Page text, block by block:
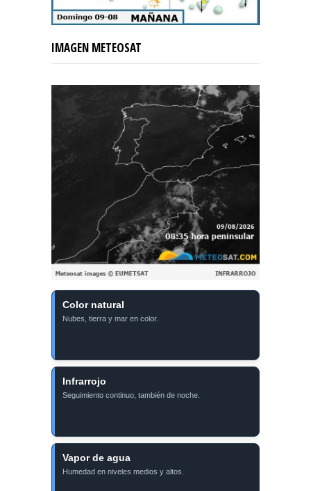
IMAGEN METEOSAT
Color natural
Nubes, tierra y mar en color.
Infrarrojo
Seguimiento continuo, también de noche.
Vapor de agua
Humedad en niveles medios y altos.